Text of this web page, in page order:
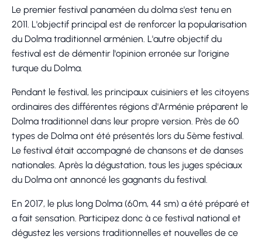
Le premier festival panaméen du dolma s'est tenu en
2011. L'objectif principal est de renforcer la popularisation
du Dolma traditionnel arménien. L'autre objectif du
festival est de démentir l'opinion erronée sur l'origine
turque du Dolma.
Pendant le festival, les principaux cuisiniers et les citoyens
ordinaires des différentes régions d'Arménie préparent le
Dolma traditionnel dans leur propre version. Près de 60
types de Dolma ont été présentés lors du 5ème festival.
Le festival était accompagné de chansons et de danses
nationales. Après la dégustation, tous les juges spéciaux
du Dolma ont annoncé les gagnants du festival.
En 2017, le plus long Dolma (60m, 44 sm) a été préparé et
a fait sensation. Participez donc à ce festival national et
dégustez les versions traditionnelles et nouvelles de ce